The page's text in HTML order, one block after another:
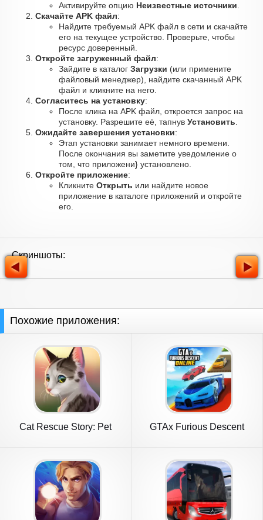
Активируйте опцию Неизвестные источники
Скачайте APK файл:
Найдите требуемый APK файл в сети и скачайте
его на текущее устройство. Проверьте, чтобы
ресурс доверенный.
Откройте загруженный файл:
Зайдите в каталог Загрузки (или примените
файловый менеджер), найдите скачанный APK
файл и кликните на него.
Согласитесь на установку:
После клика на APK файл, откроется запрос на
установку. Разрешите её, тапнув Установить
Ожидайте завершения установки:
Этап установки занимает немного времени.
После окончания вы заметите уведомление о
том, что приложени} установлено.
Откройте приложение:
Кликните Открыть или найдите новое
приложение в каталоге приложений и откройте
его.
Скриншоты:
Похожие приложения:
Cat Rescue Story: Pet
GTAx Furious Descent